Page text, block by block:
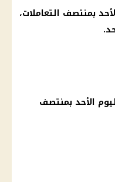
بمنتصف التعاملات،
18 اليوم الأحد بمنتصف